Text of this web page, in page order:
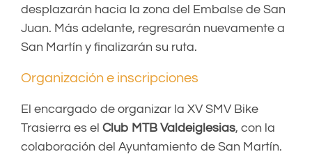
desplazarán hacia la zona del Embalse de San
Juan. Más adelante, regresarán nuevamente a
San Martín y finalizarán su ruta.
Organización e inscripciones
El encargado de organizar la XV SMV Bike
Trasierra es el Club MTB Valdeiglesias, con la
colaboración del Ayuntamiento de San Martín.